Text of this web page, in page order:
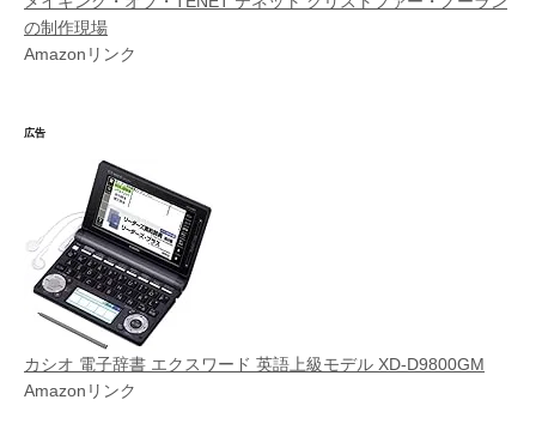
の制作現場
Amazonリンク
広告
カシオ 電子辞書 エクスワード 英語上級モデル XD-D9800GM
Amazonリンク